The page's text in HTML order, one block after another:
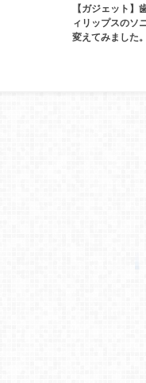
【ガジェット】
ィリップスのソ
変えてみました